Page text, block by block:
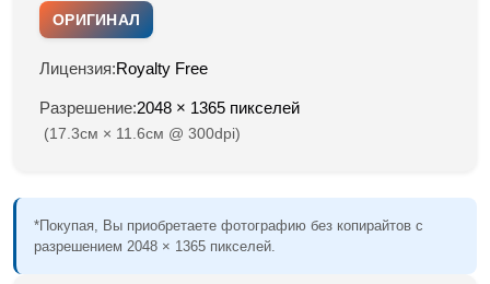
ОРИГИНАЛ
Лицензия:Royalty Free
Разрешение:2048 × 1365 пикселей
(17.3см × 11.6см @ 300dpi)
*Покупая, Вы приобретаете фотографию без копирайтов с
разрешением 2048 × 1365 пикселей.